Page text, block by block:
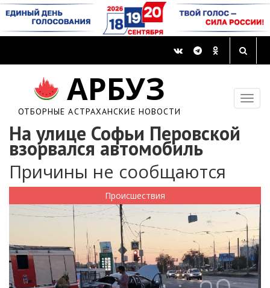
АРБУЗ
ОТБОРНЫЕ АСТРАХАНСКИЕ НОВОСТИ
На улице Софьи Перовской
взорвался автомобиль
Причины не сообщаются
Происшествия